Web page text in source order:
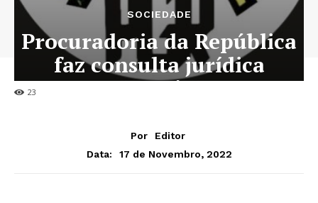
23
SOCIEDADE
Procuradoria da República
faz consulta jurídica
gratuita
Por
Editor
Data:
17 de Novembro, 2022